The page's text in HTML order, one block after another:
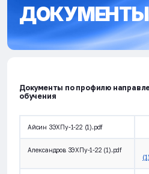
ДОКУМЕНТЫ
Документы по профилю
обучения
Айсин ЗЭХПу-1-22 (1).pdf
Александров ЗЭХПу-1-22 (1).pdf